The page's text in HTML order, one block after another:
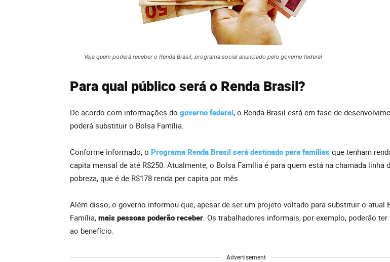
Veja quem poderá receber o Renda Brasil, programa social anunciado pelo governo federal
Para qual público será o Renda Brasil?
De acordo com informações do governo federal, o Renda Brasil está em fase de
poderá substituir o Bolsa Família.
Conforme informado, o Programa Renda Brasil será destinado para famílias que tenham
capita mensal de até R$250. Atualmente, o Bolsa Família é para quem está na chamada linha
pobreza, que é de R$178 renda per capita por mês.
Além disso, o governo informou que, apesar de ser um projeto voltado para substituir o atual
Família, mais pessoas poderão receber. Os trabalhadores informais, por exemplo, poderão ter
ao benefício.
Advertisement